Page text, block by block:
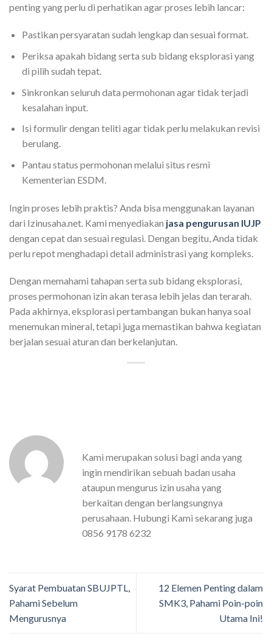
penting yang perlu di perhatikan agar proses lebih lancar:
Pastikan persyaratan sudah lengkap dan sesuai format.
Periksa apakah bidang serta sub bidang eksplorasi yang
di pilih sudah tepat.
Sinkronkan seluruh data permohonan agar tidak terjadi
kesalahan input.
Isi formulir dengan teliti agar tidak perlu melakukan revisi
berulang.
Pantau status permohonan melalui situs resmi
Kementerian ESDM.
Ingin proses lebih praktis? Anda bisa menggunakan layanan
dari Izinusaha.net. Kami menyediakan jasa pengurusan IUJP
dengan cepat dan sesuai regulasi. Dengan begitu, Anda tidak
perlu repot menghadapi detail administrasi yang kompleks.
Dengan memahami tahapan serta sub bidang eksplorasi,
proses permohonan izin akan terasa lebih jelas dan terarah.
Pada akhirnya, eksplorasi pertambangan bukan hanya soal
menemukan mineral, tetapi juga memastikan bahwa kegiatan
berjalan sesuai aturan dan berkelanjutan.
Kami merupakan solusi bagi anda yang
ingin mendirikan sebuah badan usaha
ataupun mengurus izin usaha yang
berkaitan dengan berlangsungnya
perusahaan. Hubungi Kami sekarang juga
0856 9178 6232
Syarat Pembuatan SBUJPTL,
Pahami Sebelum
Mengurusnya
12 Elemen Penting dalam
SMK3, Pahami Poin-poin
Utama Ini!